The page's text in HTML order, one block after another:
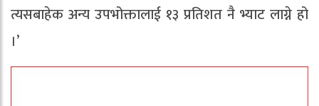
त्यसबाहेक अन्य उपभोक्तालाई १३ प्रतिशत नै भ्याट लाग्ने हो
।’